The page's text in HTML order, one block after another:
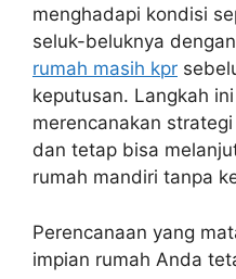
menghadapi kondisi
seluk-beluknya
rumah masih kpr
keputusan. Langkah
merencanakan
dan tetap bisa
rumah mandiri tanpa
Perencanaan yang
impian rumah Anda